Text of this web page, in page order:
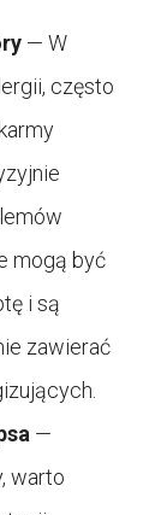
— W
często
mogą być
i są
zawierać
—
warto